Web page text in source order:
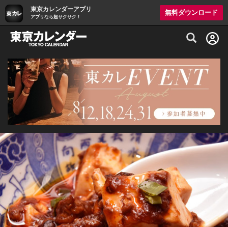
東京カレンダーアプリ
アプリなら超サクサク！
無料ダウンロード
グルメ情報・プレミアムレストラン予約